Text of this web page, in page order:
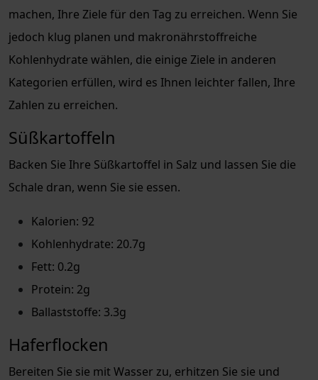
machen, Ihre Ziele für den Tag zu erreichen. Wenn Sie
jedoch klug planen und makronährstoffreiche
Kohlenhydrate wählen, die einige Ziele in anderen
Kategorien erfüllen, wird es Ihnen leichter fallen, Ihre
Zahlen zu erreichen.
Süßkartoffeln
Backen Sie Ihre Süßkartoffel in Salz und lassen Sie die
Schale dran, wenn Sie sie essen.
Kalorien: 92
Kohlenhydrate: 20.7g
Fett: 0.2g
Protein: 2g
Ballaststoffe: 3.3g
Haferflocken
Bereiten Sie sie mit Wasser zu, erhitzen Sie sie und